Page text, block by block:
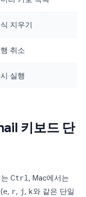
지우기
취소
실행
키보드 단
Ctrl, Mac에서는
e, r, j, k와 같은 단일